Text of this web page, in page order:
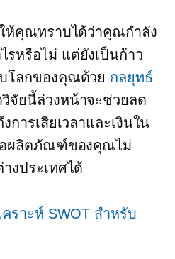
ห้คุณทราบได้ว่าคุณกำลัง
รหรือไม่ แต่ยังเป็นก้าว
โลกของคุณด้วย กลยุทธ์
จัยนี้ล่วงหน้าจะช่วยลด
การเสียเวลาและเงินใน
อผลิตภัณฑ์ของคุณไม่
งประเทศได้
คราะห์ SWOT สำหรับ